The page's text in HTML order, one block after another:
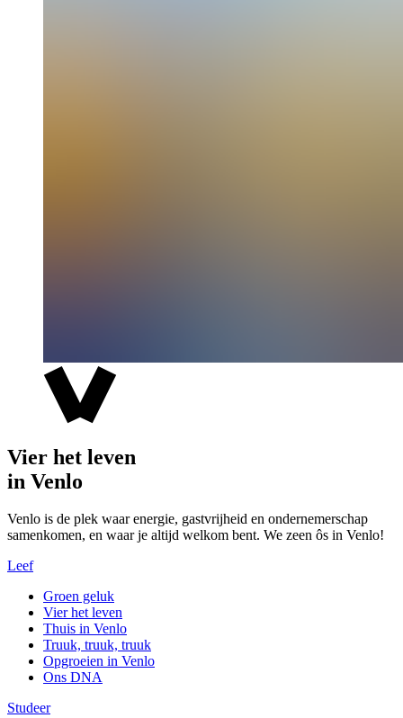
Vier het leven
in Venlo
Venlo is de plek waar energie, gastvrijheid en ondernemerschap
samenkomen, en waar je altijd welkom bent. We zeen ôs in Venlo!
Leef
Groen geluk
Vier het leven
Thuis in Venlo
Truuk, truuk, truuk
Opgroeien in Venlo
Ons DNA
Studeer